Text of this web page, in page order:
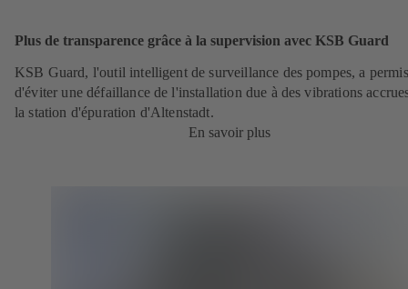
Plus de transparence grâce à la supervision avec KSB Guard
KSB Guard, l'outil intelligent de surveillance des pompes, a permis
d'éviter une défaillance de l'installation due à des vibrations
la station d'épuration d'Altenstadt.
En savoir plus